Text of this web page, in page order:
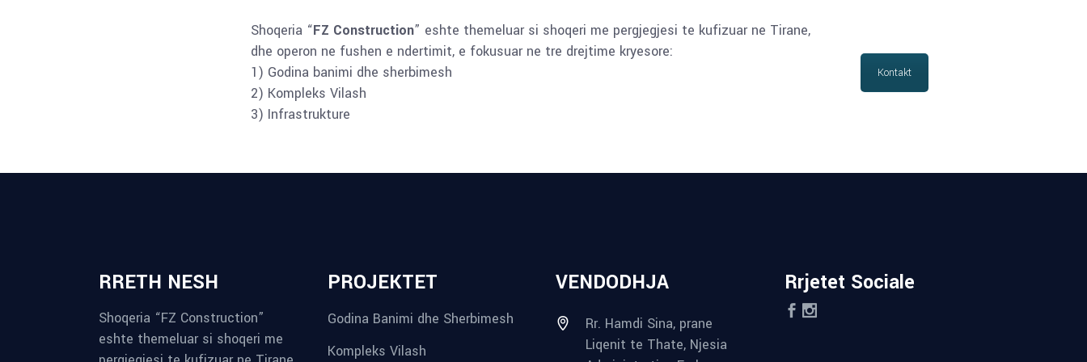
Shoqeria “FZ Construction” eshte themeluar si shoqeri me pergjegjesi te kufizuar ne Tirane,
dhe operon ne fushen e ndertimit, e fokusuar ne tre drejtime kryesore:
1) Godina banimi dhe sherbimesh
2) Kompleks Vilash
3) Infrastrukture
Kontakt
RRETH NESH
Shoqeria “FZ Construction”
eshte themeluar si shoqeri me
PROJEKTET
Godina Banimi dhe Sherbimesh
Kompleks Vilash
VENDODHJA
Rr. Hamdi Sina, prane
Liqenit te Thate, Njesia
Rrjetet Sociale